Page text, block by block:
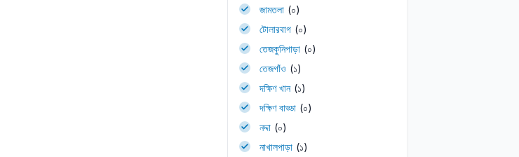
জামতলা (০)
টোলারবাগ (০)
তেজকুনিপাড়া (০)
তেজগাঁও (১)
দক্ষিণ খান (১)
দক্ষিণ বাড্ডা (০)
নদ্দা (০)
নাখালপাড়া (১)